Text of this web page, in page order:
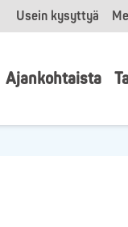
Usein kysyttyä
Ajankohtaista